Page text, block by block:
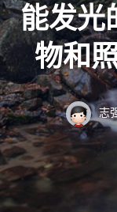
能发光
物和
志